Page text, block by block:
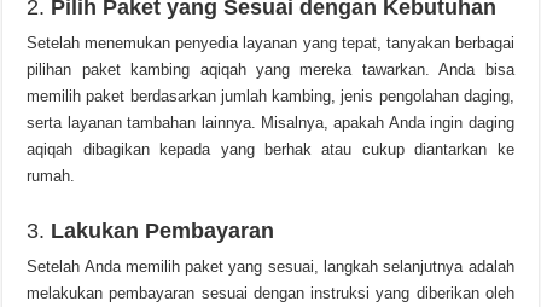
2. Pilih Paket yang Sesuai dengan Kebutuhan
Setelah menemukan penyedia layanan yang tepat, tanyakan berbagai
pilihan paket kambing aqiqah yang mereka tawarkan. Anda bisa
memilih paket berdasarkan jumlah kambing, jenis pengolahan daging,
serta layanan tambahan lainnya. Misalnya, apakah Anda ingin daging
aqiqah dibagikan kepada yang berhak atau cukup diantarkan ke
rumah.
3. Lakukan Pembayaran
Setelah Anda memilih paket yang sesuai, langkah selanjutnya adalah
melakukan pembayaran sesuai dengan instruksi yang diberikan oleh